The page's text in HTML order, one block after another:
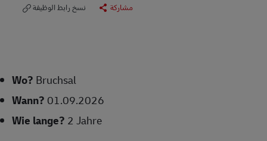
نسخ رابط الوظيفة مشاركة
Wo? Bruchsal
Wann? 01.09.2026
Wie lange? 2 Jahre